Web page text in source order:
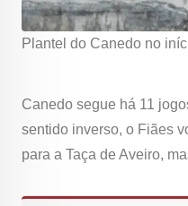
Plantel do Canedo no
Canedo segue há 11
sentido inverso, o Fiães
para a Taça de Aveiro,